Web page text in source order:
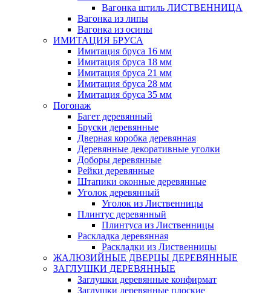
Вагонка штиль ЛИСТВЕННИЦА
Вагонка из липы
Вагонка из осины
ИМИТАЦИЯ БРУСА
Имитация бруса 16 мм
Имитация бруса 18 мм
Имитация бруса 21 мм
Имитация бруса 28 мм
Имитация бруса 35 мм
Погонаж
Багет деревянный
Бруски деревянные
Дверная коробка деревянная
Деревянные декоративные уголки
Доборы деревянные
Рейки деревянные
Штапики оконные деревянные
Уголок деревянный
Уголок из Лиственницы
Плинтус деревянный
Плинтуса из Лиственницы
Раскладка деревянная
Раскладки из Лиственницы
ЖАЛЮЗИЙНЫЕ ДВЕРЦЫ ДЕРЕВЯННЫЕ
ЗАГЛУШКИ ДЕРЕВЯННЫЕ
Заглушки деревянные конфирмат
Заглушки деревянные плоские